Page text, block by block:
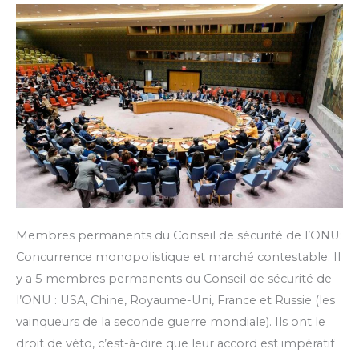
Membres permanents du Conseil de sécurité de l’ONU:
Concurrence monopolistique et marché contestable. Il
y a 5 membres permanents du Conseil de sécurité de
l’ONU : USA, Chine, Royaume-Uni, France et Russie (les
vainqueurs de la seconde guerre mondiale). Ils ont le
droit de véto, c’est-à-dire que leur accord est impératif
de
sécurité
de
l’ONU